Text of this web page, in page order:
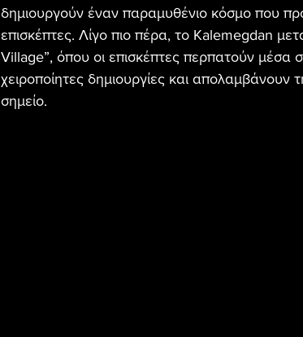
δημιουργούν έναν παραμυθένιο κόσμο που
επισκέπτες. Λίγο πιο πέρα, το Kalemegdan
Village”, όπου οι επισκέπτες περπατούν μέσα
χειροποίητες δημιουργίες και απολαμβάνουν
σημείο.